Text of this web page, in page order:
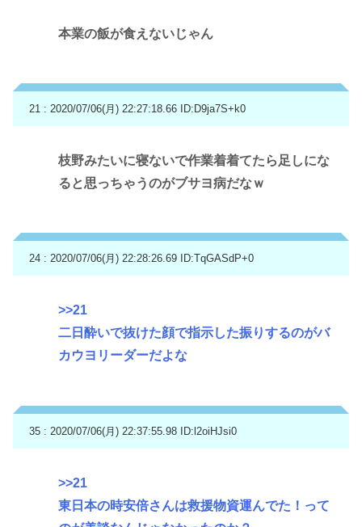
本業の飯が食えないじゃん
21 : 2020/07/06(月) 22:27:18.66 ID:D9ja7S+k0
枝野みたいに寝ないで作業着着てたら足しにな
ると思っちゃうのがブサヨ病だなｗ
24 : 2020/07/06(月) 22:28:26.69 ID:TqGASdP+0
>>21
二日酔いで抜けた顔で指示した振りするのがバ
カウヨリーダーだよな
35 : 2020/07/06(月) 22:37:55.98 ID:l2oiHJsi0
>>21
東日本の時安倍さんは救援物資運んでた！って